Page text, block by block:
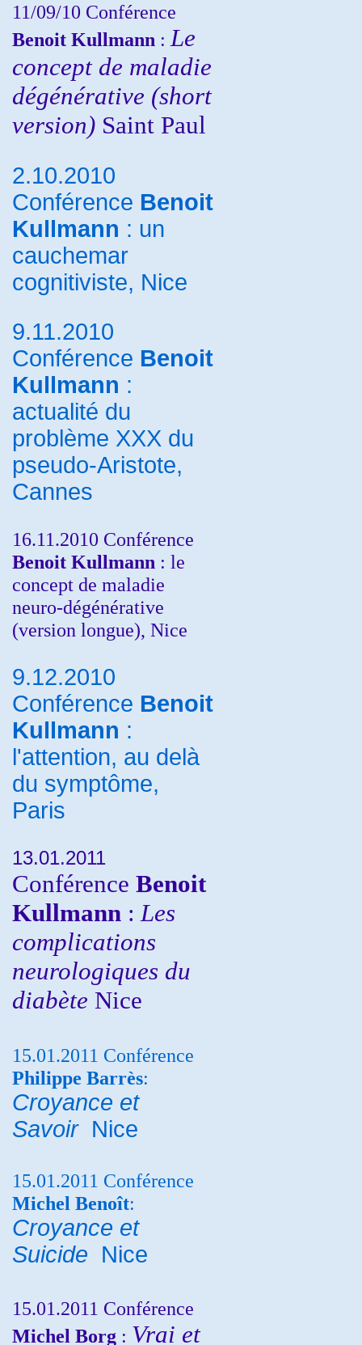
11/09/10 Conférence
Benoit Kullmann : Le
concept de maladie
dégénérative (short
version) Saint Paul
2.10.2010
Conférence Benoit
Kullmann : un
cauchemar
cognitiviste, Nice
9.11.2010
Conférence Benoit
Kullmann :
actualité du
problème XXX du
pseudo-Aristote,
Cannes
16.11.2010 Conférence
Benoit Kullmann : le
concept de maladie
neuro-dégénérative
(version longue), Nice
9.12.2010
Conférence Benoit
Kullmann :
l'attention, au delà
du symptôme,
Paris
13.01.2011
Conférence Benoit
Kullmann : Les
complications
neurologiques du
diabète Nice
15.01.2011 Conférence
Philippe Barrès:
Croyance et
Savoir Nice
15.01.2011 Conférence
Michel Benoît:
Croyance et
Suicide Nice
15.01.2011 Conférence
Michel Borg : Vrai et